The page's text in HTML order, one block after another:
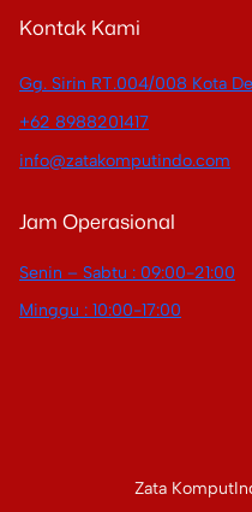
Kontak Kami
Gg. Sirin RT.004/008 Kota
+62 8988201417
info@zatakomputindo.com
Jam Operasional
Senin – Sabtu : 09:00-21:00
Minggu : 10:00-17:00
Zata